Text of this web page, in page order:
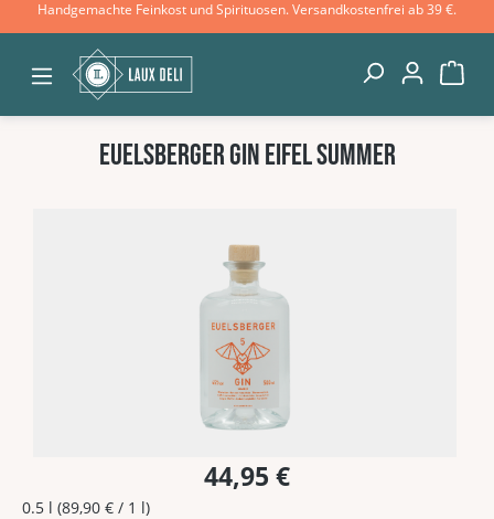
Zum Hauptinhalt springen
Handgemachte Feinkost und Spirituosen. Versandkostenfrei ab 39 €.
Euelsberger Gin Eifel Summer
44,95 €
0.5 l (89,90 € / 1 l)